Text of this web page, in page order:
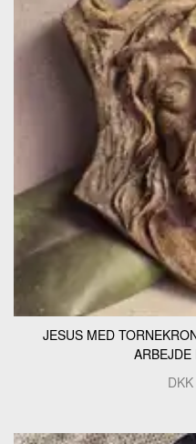
JESUS MED
ARBEJDE
DKK